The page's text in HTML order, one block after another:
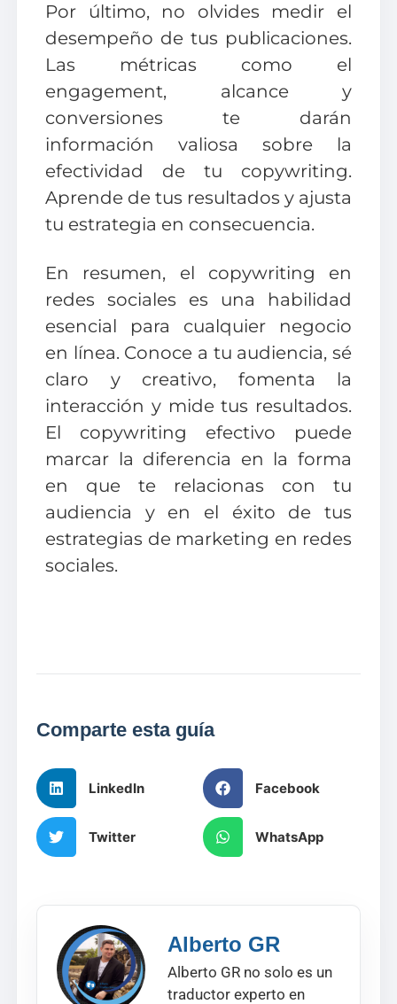
Por último, no olvides medir el
desempeño de tus publicaciones.
Las métricas como el
engagement, alcance y
conversiones te darán
información valiosa sobre la
efectividad de tu copywriting.
Aprende de tus resultados y ajusta
tu estrategia en consecuencia.
En resumen, el copywriting en
redes sociales es una habilidad
esencial para cualquier negocio
en línea. Conoce a tu audiencia, sé
claro y creativo, fomenta la
interacción y mide tus resultados.
El copywriting efectivo puede
marcar la diferencia en la forma
en que te relacionas con tu
audiencia y en el éxito de tus
estrategias de marketing en redes
sociales.
Comparte esta guía
LinkedIn Facebook
Twitter WhatsApp
Alberto GR
Alberto GR no solo es un
traductor experto en